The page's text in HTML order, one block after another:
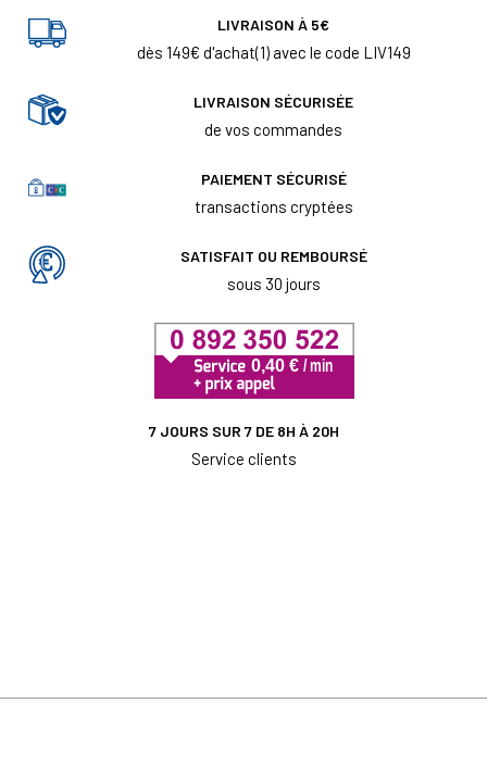
LIVRAISON À 5€
dès 149€ d'achat(1) avec le code LIV149
LIVRAISON SÉCURISÉE
de vos commandes
PAIEMENT SÉCURISÉ
transactions cryptées
SATISFAIT OU REMBOURSÉ
sous 30 jours
7 JOURS SUR 7 DE 8H À 20H
Service clients